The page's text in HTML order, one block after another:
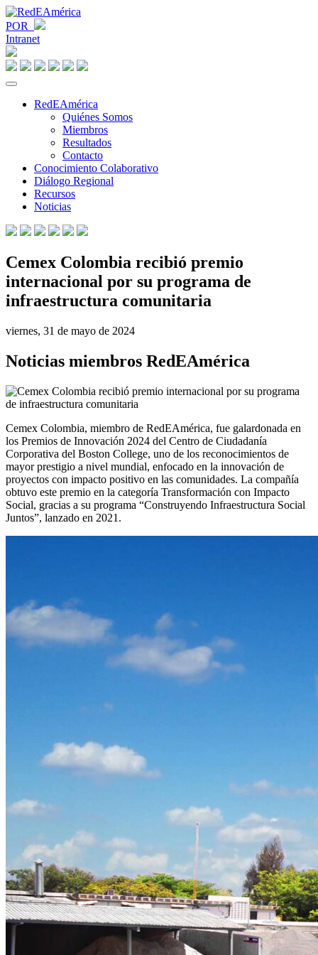
POR
Intranet
RedEAmérica
Quiénes Somos
Miembros
Resultados
Contacto
Conocimiento Colaborativo
Diálogo Regional
Recursos
Noticias
Cemex Colombia recibió premio
internacional por su programa de
infraestructura comunitaria
viernes, 31 de mayo de 2024
Noticias miembros RedEAmérica
Cemex Colombia, miembro de RedEAmérica, fue galardonada en
los Premios de Innovación 2024 del Centro de Ciudadanía
Corporativa del Boston College, uno de los reconocimientos de
mayor prestigio a nivel mundial, enfocado en la innovación de
proyectos con impacto positivo en las comunidades. La compañía
obtuvo este premio en la categoría Transformación con Impacto
Social, gracias a su programa “Construyendo Infraestructura Social
Juntos”, lanzado en 2021.